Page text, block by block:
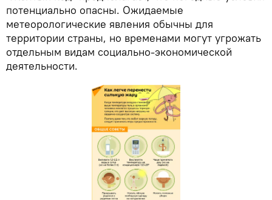
потенциально опасны. Ожидаемые
метеорологические явления обычны для
территории страны, но временами могут угрожать
отдельным видам социально-экономической
деятельности.